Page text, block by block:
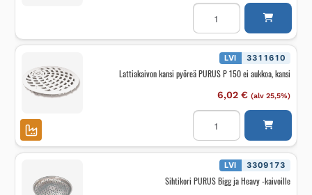
Korotusrengas
lattiakaivolle
PURUS
FHP-
FLEX
määrä LVI 3311610
Lattiakaivon kansi pyöreä PURUS P 150 ei aukkoa, kansi
6,02 € (alv 25,5%)
Lattiakaivon
kansi
pyöreä
PURUS
P
aukkoa,
LVI 3309173
Sihtikori PURUS Bigg ja Heavy -kaivoille